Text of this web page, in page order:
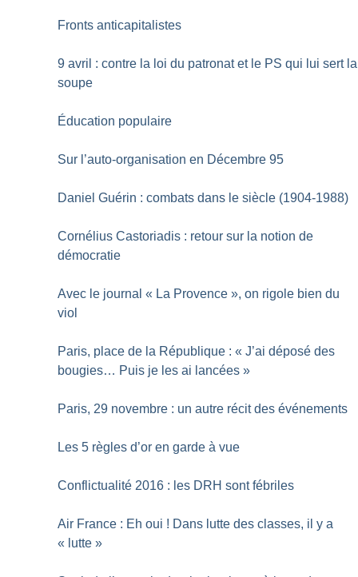
Fronts anticapitalistes
9 avril : contre la loi du patronat et le PS qui lui sert la
soupe
Éducation populaire
Sur l’auto-organisation en Décembre 95
Daniel Guérin : combats dans le siècle (1904-1988)
Cornélius Castoriadis : retour sur la notion de
démocratie
Avec le journal « La Provence », on rigole bien du
viol
Paris, place de la République : « J’ai déposé des
bougies… Puis je les ai lancées »
Paris, 29 novembre : un autre récit des événements
Les 5 règles d’or en garde à vue
Conflictualité 2016 : les DRH sont fébriles
Air France : Eh oui ! Dans lutte des classes, il y a
« lutte »